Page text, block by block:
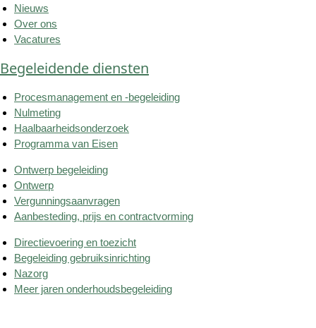
Nieuws
Over ons
Vacatures
Begeleidende diensten
Procesmanagement en -begeleiding
Nulmeting
Haalbaarheidsonderzoek
Programma van Eisen
Ontwerp begeleiding
Ontwerp
Vergunningsaanvragen
Aanbesteding, prijs en contractvorming
Directievoering en toezicht
Begeleiding gebruiksinrichting
Nazorg
Meer jaren onderhoudsbegeleiding